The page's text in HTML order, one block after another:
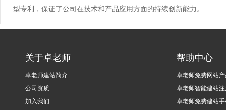
型专利，保证了公司在技术和产品应用方面的持续创新能力。
关于卓老师
卓老师建站简介
公司资质
加入我们
帮助中心
卓老师免费网站
卓老师智能建站
卓老师免费建站